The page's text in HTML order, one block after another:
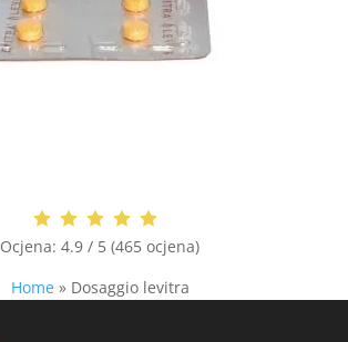
Ocjena: 4.9 / 5 (465 ocjena)
Home» Dosaggio levitra